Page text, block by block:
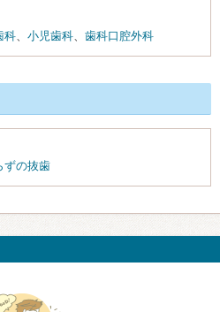
科、 小児歯科、 歯科口腔外科
ずの抜歯